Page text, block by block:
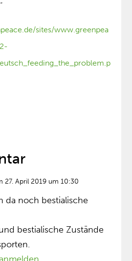
sites/www.greenpea
27. April 2019 um 10:30
da noch bestialische
bestialische Zustände